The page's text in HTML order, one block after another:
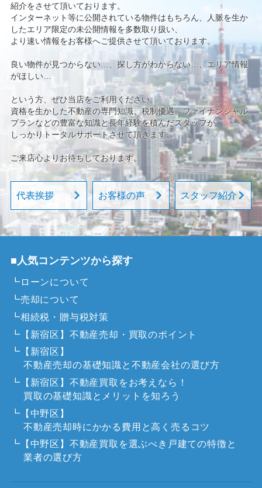
紹介をさせて頂いております。
インターネット等に公開されている物件はもちろん、人脈を生か
したエリア限定の未公開情報を多数取り扱い、
より速い情報をお客様へご提供させて頂いております。
良い物件が見つからない…、探し方がわからない…、エリア情報
がほしい…
という方、ぜひ当店をご利用ください。
資格を生かした不動産の専門知識、税制優遇、ファイナンシャル
プランなどの豊富な知識と長年経験を積んだスタッフが
しっかりトータルサポートさせて頂きます。
ご来店心よりお待ちしております。
代表挨拶 お客様の声 スタッフ紹介
■人気コンテンツから探す
┗ローンについて
┗売却について
┗相続税・贈与税対策
┗【新宿区】不動産売却・買取のポイント
┗【新宿区】
不動産売却の基礎知識と不動産会社の選び方
┗【新宿区】不動産買取をお考えなら！
買取の基礎知識とメリットを知ろう
┗【中野区】
不動産売却時にかかる費用と高く売るコツ
┗【中野区】不動産買取を選ぶべき戸建ての特徴と
業者の選び方